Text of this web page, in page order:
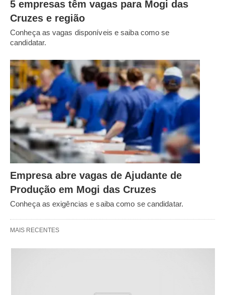
5 empresas têm vagas para Mogi das
Cruzes e região
Conheça as vagas disponíveis e saiba como se
candidatar.
Empresa abre vagas de Ajudante de
Produção em Mogi das Cruzes
Conheça as exigências e saiba como se candidatar.
MAIS RECENTES